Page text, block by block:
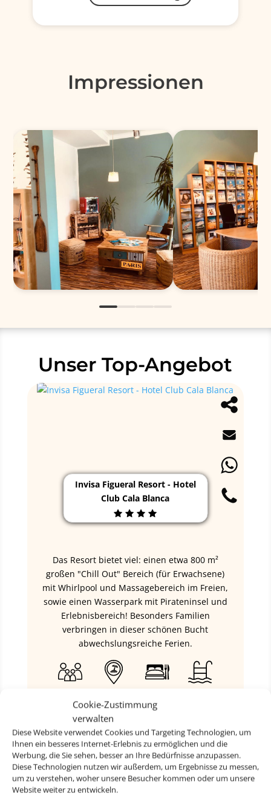
Cookie-Zustimmung
verwalten
Diese Website verwendet Cookies und Targeting Technologien, um
Ihnen ein besseres Internet-Erlebnis zu ermöglichen und die
Werbung, die Sie sehen, besser an Ihre Bedürfnisse anzupassen.
Diese Technologien nutzen wir außerdem, um Ergebnisse zu messen,
um zu verstehen, woher unsere Besucher kommen oder um unsere
Website weiter zu entwickeln.
Impressionen
Unser Top-Angebot
Invisa Figueral Resort - Hotel
Club Cala Blanca
Das Resort bietet viel: einen etwa 800 m²
großen "Chill Out" Bereich (für Erwachsene)
mit Whirlpool und Massagebereich im Freien,
sowie einen Wasserpark mit Pirateninsel und
Erlebnisbereich! Besonders Familien
verbringen in dieser schönen Bucht
abwechslungsreiche Ferien.
ab 1.012 € p.P.